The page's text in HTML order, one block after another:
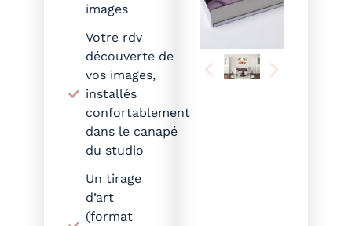
images
Votre rdv
découverte de
vos images,
installés
confortablement
dans le canapé
du studio
Un tirage
d’art
(format